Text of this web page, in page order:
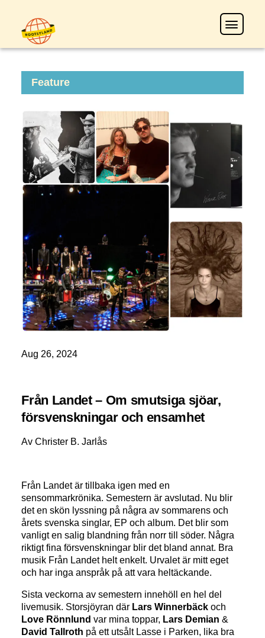
Feature
Aug 26, 2024
Från Landet – Om smutsiga sjöar,
försvenskningar och ensamhet
Av Christer B. Jarlås
Från Landet är tillbaka igen med en
sensommarkrönika. Semestern är avslutad. Nu blir
det en skön lyssning på några av sommarens och
årets svenska singlar, EP och album. Det blir som
vanligt en salig blandning från norr till söder. Några
riktigt fina försvenskningar blir det bland annat. Bra
musik Från Landet helt enkelt. Urvalet är mitt eget
och har inga anspråk på att vara heltäckande.
Sista veckorna av semestern innehöll en hel del
livemusik. Storsjöyran där Lars Winnerbäck och
Love Rönnlund var mina toppar, Lars Demian &
David Tallroth på ett utsålt Lasse i Parken, lika bra